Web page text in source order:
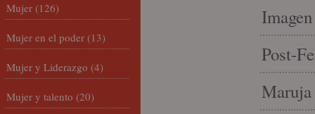
Post-
Maruja
Mujer (126)
Mujer en el poder (13)
Mujer y Liderazgo (4)
Mujer y talento (20)